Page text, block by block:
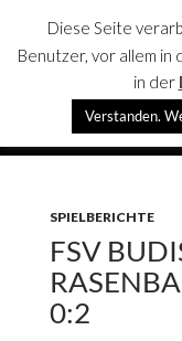
SPRINGE
SPIELBERICHTE
FSV
0:2
Diese Seite
Benutzer, vor allem
in der
Verstanden.